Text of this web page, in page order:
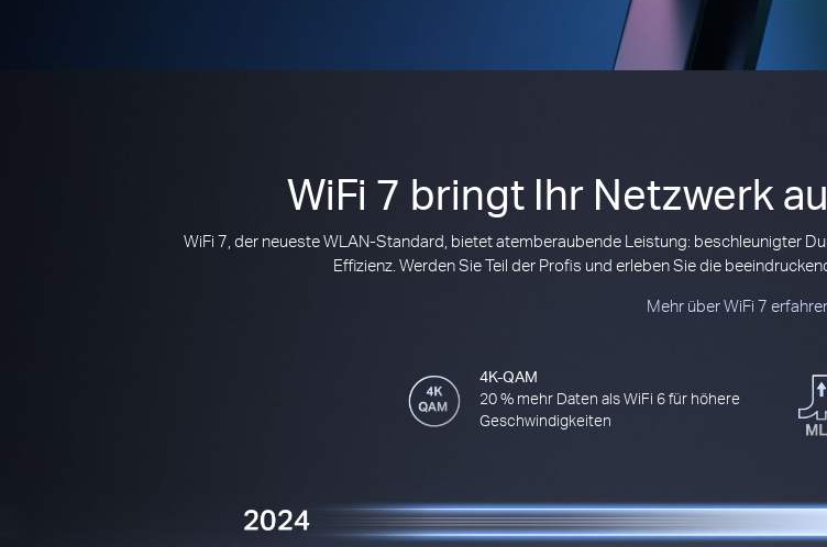
WiFi 7 bringt Ihr Netzwerk
WiFi 7, der neueste WLAN-Standard, bietet atemberaubende Leistung: beschleunigter
Effizienz. Werden Sie Teil der Profis und erleben Sie die
Mehr über WiFi 7
4K-QAM
20 % mehr Daten als WiFi 6 für höhere
Geschwindigkeiten